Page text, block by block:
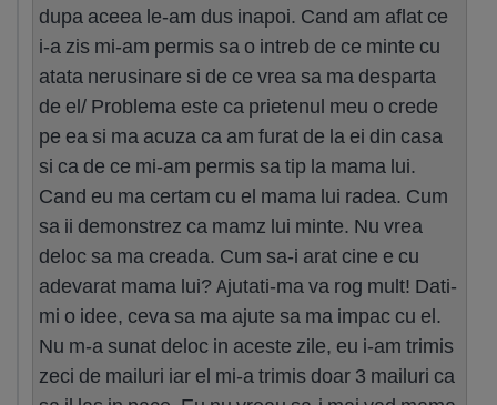
dupa aceea le-am dus inapoi. Cand am aflat ce
i-a zis mi-am permis sa o intreb de ce minte cu
atata nerusinare si de ce vrea sa ma desparta
de el/ Problema este ca prietenul meu o crede
pe ea si ma acuza ca am furat de la ei din casa
si ca de ce mi-am permis sa tip la mama lui.
Cand eu ma certam cu el mama lui radea. Cum
sa ii demonstrez ca mamz lui minte. Nu vrea
deloc sa ma creada. Cum sa-i arat cine e cu
adevarat mama lui? Ajutati-ma va rog mult! Dati-
mi o idee, ceva sa ma ajute sa ma impac cu el.
Nu m-a sunat deloc in aceste zile, eu i-am trimis
zeci de mailuri iar el mi-a trimis doar 3 mailuri ca